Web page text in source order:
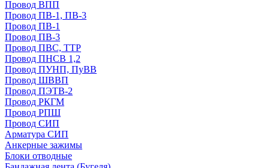
Провод ВПП
Провод ПВ-1, ПВ-3
Провод ПВ-1
Провод ПВ-3
Провод ПВС, ТТР
Провод ПНСВ 1,2
Провод ПУНП, ПуВВ
Провод ШВВП
Провод ПЭТВ-2
Провод РКГМ
Провод РПШ
Провод СИП
Арматура СИП
Анкерные зажимы
Блоки отводные